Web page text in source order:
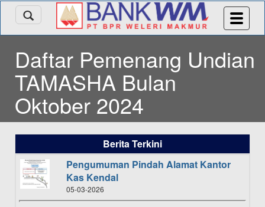
Daftar Pemenang Undian
TAMASHA Bulan
Oktober 2024
Berita Terkini
Pengumuman Pindah Alamat Kantor
Kas Kendal
05-03-2026